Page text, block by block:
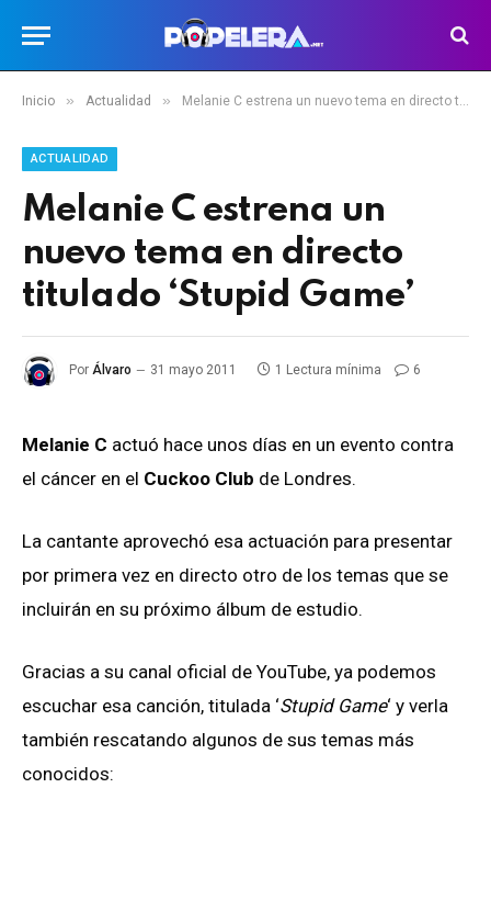
Inicio » Actualidad » Melanie C estrena un nuevo tema en directo titulado ‘Stupid Game’
ACTUALIDAD
Melanie C estrena un
nuevo tema en directo
titulado ‘Stupid Game’
Por Álvaro 31 mayo 2011 1 Lectura mínima 6
Melanie C actuó hace unos días en un evento contra
el cáncer en el Cuckoo Club de Londres.
La cantante aprovechó esa actuación para presentar
por primera vez en directo otro de los temas que se
incluirán en su próximo álbum de estudio.
Gracias a su canal oficial de YouTube, ya podemos
escuchar esa canción, titulada ‘Stupid Game‘ y verla
también rescatando algunos de sus temas más
conocidos: